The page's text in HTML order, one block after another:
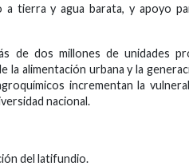
tierra y agua barata, y apoyo
de dos millones de unidades
la alimentación urbana y la
incrementan la
nacional.
del latifundio.